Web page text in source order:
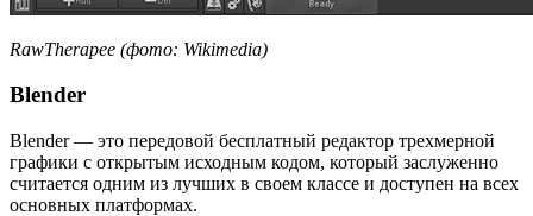
RawTherapee (фото: Wikimedia)
Blender
Blender — это передовой бесплатный редактор трехмерной
графики с открытым исходным кодом, который заслуженно
считается одним из лучших в своем классе и доступен на всех
основных платформах.